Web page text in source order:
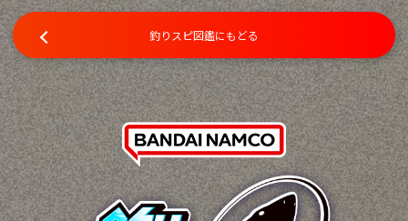
釣りスピ図鑑にもどる